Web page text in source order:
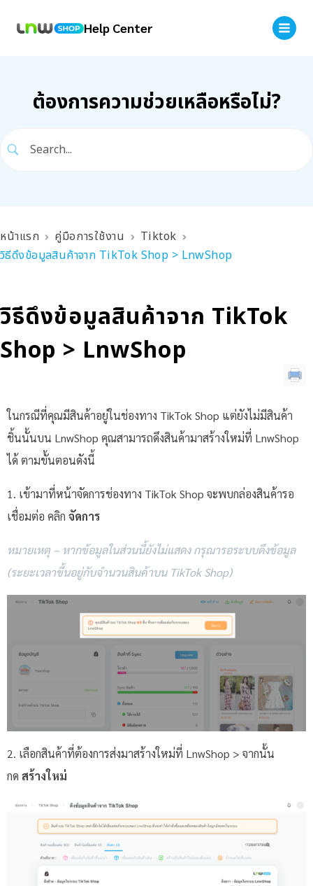
Help Center
ต้องการความช่วยเหลือหรือไม่?
หน้าแรก คู่มือการใช้งาน
Tiktok
วิธีดึงข้อมูลสินค้าจาก TikTok Shop > LnwShop
วิธีดึงข้อมูลสินค้าจาก TikTok
Shop > LnwShop
ในกรณีที่คุณมีสินค้าอยู่ในช่องทาง TikTok Shop แต่ยังไม่มีสินค้า
ชิ้นนั้นบน LnwShop คุณสามารถดึงสินค้ามาสร้างใหม่ที่ LnwShop
ได้ ตามขั้นตอนดังนี้
1. เข้ามาที่หน้าจัดการช่องทาง TikTok Shop จะพบกล่องสินค้ารอ
เชื่อมต่อ คลิก จัดการ
หมายเหตุ – หากข้อมูลในส่วนนี้ยังไม่แสดง กรุณารอระบบดึงข้อมูล
(ระยะเวลาขึ้นอยู่กับจำนวนสินค้าบน TikTok Shop)
2. เลือกสินค้าที่ต้องการส่งมาสร้างใหม่ที่ LnwShop > จากนั้น
กด สร้างใหม่